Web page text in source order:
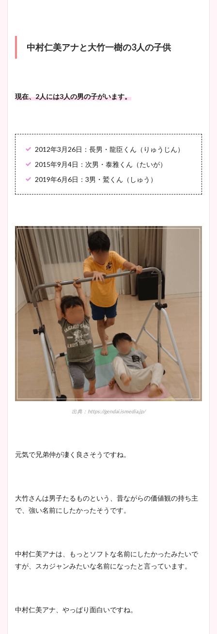
中村仁美アナと大竹一樹の3人の子供
現在、2人には3人の男の子がいます。
2012年3月26日：長男・龍臣くん（りゅうじん）
2015年9月4日：次男・泰雅くん（たいが）
2019年6月6日：3男・鷲くん（しゅう）
出典：https://gendai.ismedia.jp/
元気で兄弟仲が凄く良さそうですね。
大竹さんは男子たるものという、昔ながらの価値観の持ち主
で、強い名前にしたかったそうです。
中村仁美アナは、もっとソフトな名前にしたかったみたいで
すが、スカジャンみたいな名前になったと言っています。
中村仁美アナ、やっぱり面白いですね。